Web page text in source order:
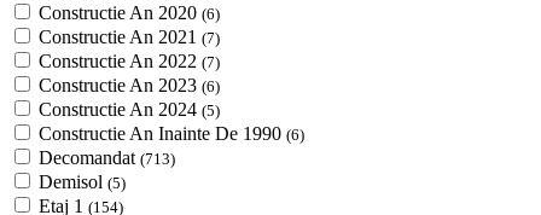
Constructie An 2020 (6)
Constructie An 2021 (7)
Constructie An 2022 (7)
Constructie An 2023 (6)
Constructie An 2024 (5)
Constructie An Inainte De 1990 (6)
Decomandat (713)
Demisol (5)
Etaj 1 (154)